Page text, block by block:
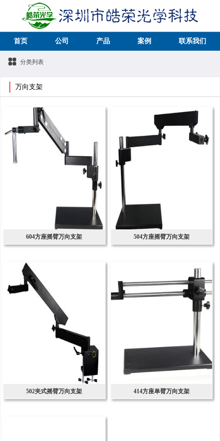
首页 公司 产品 案例 联系我们
分类列表
万向支架
604方座摇臂万向支架 504方座摇臂万向支架
502夹式摇臂万向支架 414方座单臂万向支架